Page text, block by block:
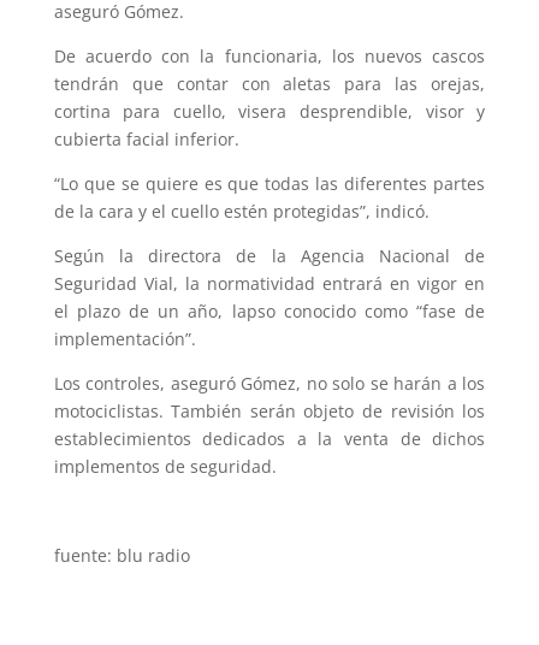
aseguró Gómez.
De acuerdo con la funcionaria, los nuevos cascos
tendrán que contar con aletas para las orejas,
cortina para cuello, visera desprendible, visor y
cubierta facial inferior.
“Lo que se quiere es que todas las diferentes partes
de la cara y el cuello estén protegidas”, indicó.
Según la directora de la Agencia Nacional de
Seguridad Vial, la normatividad entrará en vigor en
el plazo de un año, lapso conocido como “fase de
implementación”.
Los controles, aseguró Gómez, no solo se harán a los
motociclistas. También serán objeto de revisión los
establecimientos dedicados a la venta de dichos
implementos de seguridad.
fuente: blu radio